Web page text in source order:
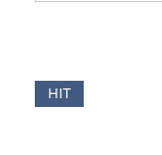
HIT